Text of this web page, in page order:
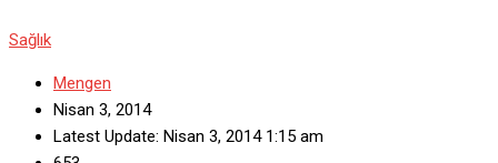
Sağlık
Mengen
Nisan 3, 2014
Latest Update: Nisan 3, 2014 1:15 am